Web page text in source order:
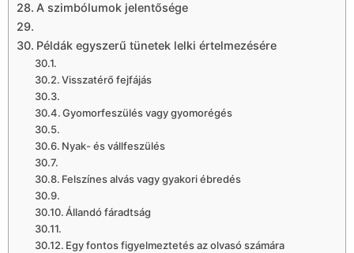
A szimbólumok jelentősége
Példák egyszerű tünetek lelki értelmezésére
Visszatérő fejfájás
Gyomorfeszülés vagy gyomorégés
Nyak- és vállfeszülés
Felszínes alvás vagy gyakori ébredés
Állandó fáradtság
Egy fontos figyelmeztetés az olvasó számára